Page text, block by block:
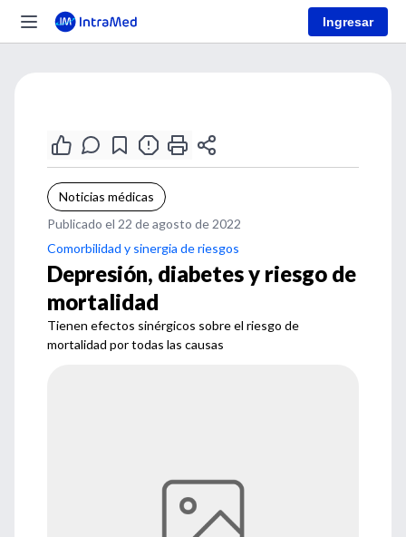
Ingresar
Noticias médicas
Publicado el 22 de agosto de 2022
Comorbilidad y sinergia de riesgos
Depresión, diabetes y riesgo de
mortalidad
Tienen efectos sinérgicos sobre el riesgo de
mortalidad por todas las causas